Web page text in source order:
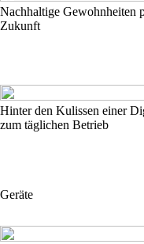
Nachhaltige Gewohnheiten
Zukunft
Hinter den Kulissen einer
zum täglichen Betrieb
Geräte